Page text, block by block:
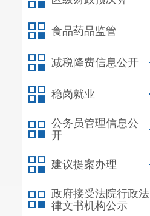
食品药品监管
减税降费信息公开
稳岗就业
公务员管理信息公
开
建议提案办理
政府接受法院行政法
律文书机构公示